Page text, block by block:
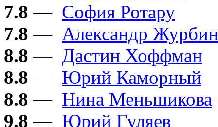
7.8 — София Ротару
7.8 — Александр Журбин
8.8 — Дастин Хоффман
8.8 — Юрий Каморный
8.8 — Нина Меньшикова
9.8 — Юрий Гуляев